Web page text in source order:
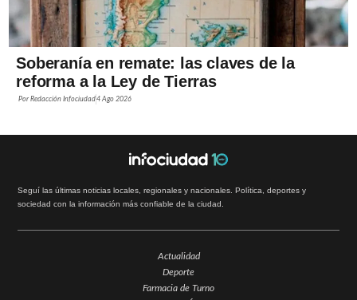
Soberanía en remate: las claves de la
reforma a la Ley de Tierras
PorRedacción Infociudad4 Ago 2026
Seguí las últimas noticias locales, regionales y nacionales. Política, deportes y
sociedad con la información más confiable de la ciudad.
Actualidad
Deporte
Farmacia de Turno